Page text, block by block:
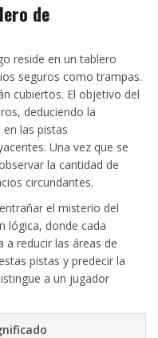
de
reside en un tablero
seguros como trampas.
cubiertos. El objetivo del
deduciendo la
las pistas
Una vez que se
la cantidad de
circundantes.
el misterio del
lógica, donde cada
a reducir las áreas de
pistas y predecir la
a un jugador